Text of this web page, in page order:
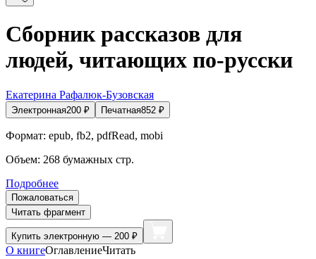
Сборник рассказов для
людей, читающих по-русски
Екатерина Рафалюк-Бузовская
Электронная200 ₽ Печатная852 ₽
Формат: epub, fb2, pdfRead, mobi
Объем: 268 бумажных стр.
Подробнее
Пожаловаться
Читать фрагмент
Купить электронную — 200 ₽
О книгеОглавлениеЧитать